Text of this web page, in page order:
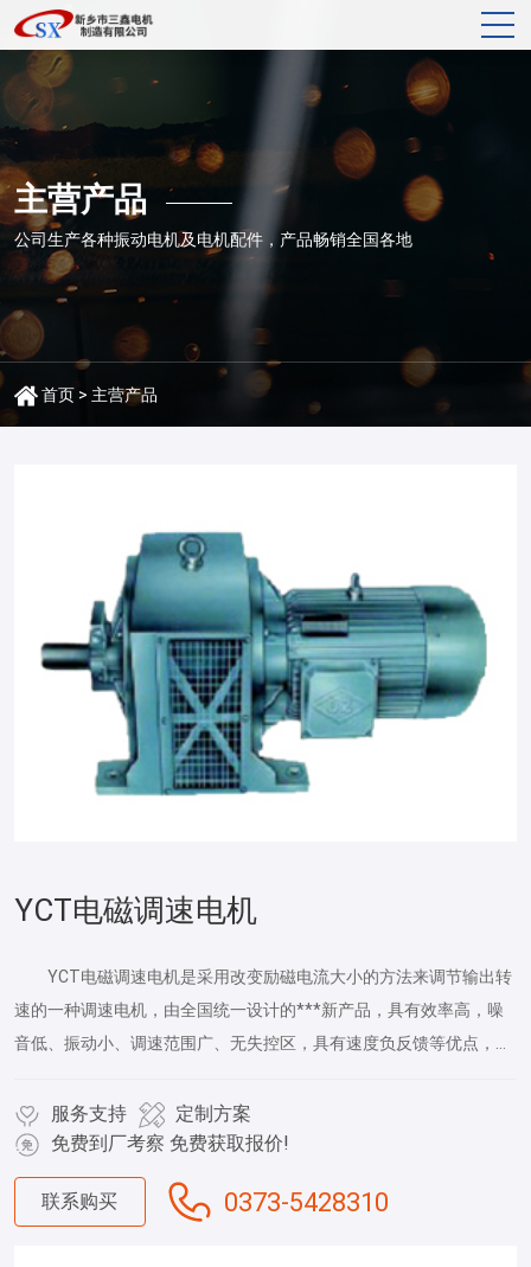
主营产品
公司生产各种振动电机及电机配件，产品畅销全国各地
首页 > 主营产品
YCT电磁调速电机
YCT电磁调速电机是采用改变励磁电流大小的方法来调节输出转
速的一种调速电机，由全国统一设计的***新产品，具有效率高，噪
音低、振动小、调速范围广、无失控区，具有速度负反馈等优点，功
服务支持
定制方案
免费到厂考察 免费获取报价!
联系购买 0373-5428310